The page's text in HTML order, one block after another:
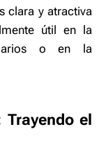
clara y atractiva
útil en la
o en la
Trayendo el